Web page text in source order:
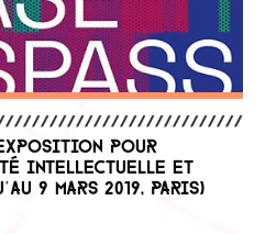
exposition pour
intellectuelle et
9 mars 2019, Paris)